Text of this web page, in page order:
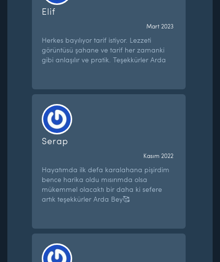
Elif
Mart 2023
Herkes bayılıyor tarif istiyor. Lezzeti
görüntüsü şahane ve tarif her zamanki
gibi anlaşılır ve pratik. Teşekkürler Arda
Serap
Kasım 2022
Hayatımda ilk defa karalahana pişirdim
bence harika oldu mısırımda olsa
mükemmel olacaktı bir daha ki sefere
artık teşekkürler Arda Bey🥰